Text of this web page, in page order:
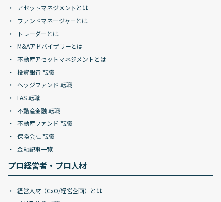
アセットマネジメントとは
ファンドマネージャーとは
トレーダーとは
M&Aアドバイザリーとは
不動産アセットマネジメントとは
投資銀行 転職
ヘッジファンド 転職
FAS 転職
不動産金融 転職
不動産ファンド 転職
保険会社 転職
金融記事一覧
プロ経営者・プロ人材
経営人材（CxO/経営企画）とは